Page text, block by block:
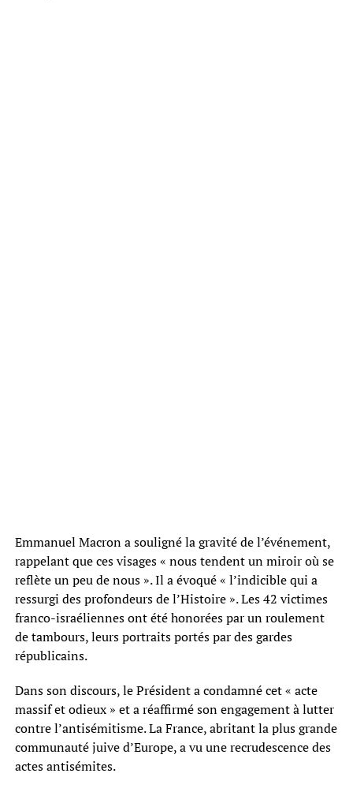
Emmanuel Macron a souligné la gravité de l’événement,
rappelant que ces visages « nous tendent un miroir où se
reflète un peu de nous ». Il a évoqué « l’indicible qui a
ressurgi des profondeurs de l’Histoire ». Les 42 victimes
franco-israéliennes ont été honorées par un roulement
de tambours, leurs portraits portés par des gardes
républicains.
Dans son discours, le Président a condamné cet « acte
massif et odieux » et a réaffirmé son engagement à lutter
contre l’antisémitisme. La France, abritant la plus grande
communauté juive d’Europe, a vu une recrudescence des
actes antisémites.